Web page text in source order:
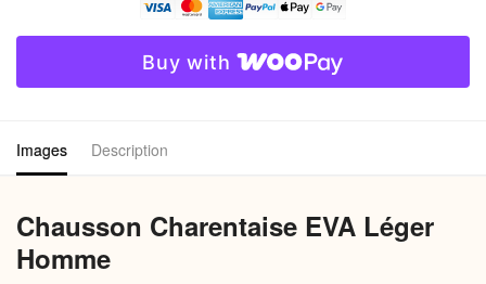
Homme
Buy with
Images Description
Chausson Charentaise EVA Léger
Homme